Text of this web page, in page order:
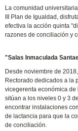
La comunidad
III Plan de Igualdad,
efectiva la acción quinta
razones de conciliación y
"Salas Inmaculada
Desde noviembre de
Rectorado dedicados a la
vicegerenta económica de
sitúan a los niveles 0 y 3
encontrar instalaciones
de lactancia para que la
de conciliación.